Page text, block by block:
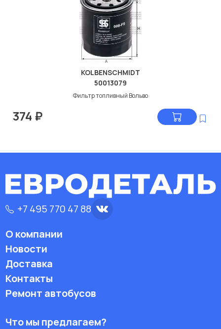
KOLBENSCHMIDT
50013079
Фильтр топливный Вольво
374 ₽
+7 495 770 47 88
О компании
Новости
Доставка
Контакты
Ремонт автобусов
Что мы предлагаем?